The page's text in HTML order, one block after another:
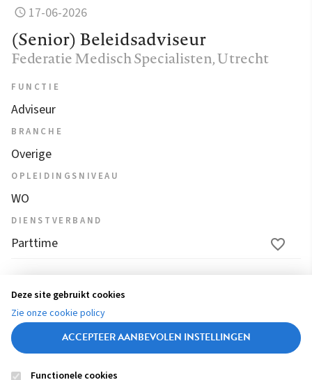
17-06-2026
(Senior) Beleidsadviseur
Federatie Medisch Specialisten, Utrecht
FUNCTIE
Adviseur
BRANCHE
Overige
OPLEIDINGSNIVEAU
WO
DIENSTVERBAND
Parttime
1 2 3
Deze site gebruikt cookies
Zie onze cookie policy
ACCEPTEER AANBEVOLEN INSTELLINGEN
Functionele cookies